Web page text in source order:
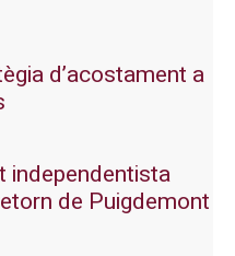
d’acostament a
independentista
de Puigdemont